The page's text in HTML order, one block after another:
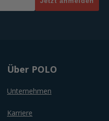
Über POLO
Unternehmen
Karriere